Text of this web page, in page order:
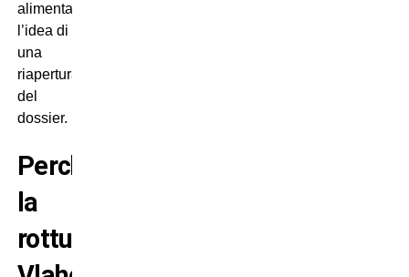
alimenta
l’idea di
una
riapertura
del
dossier.
Perché
la
rottura